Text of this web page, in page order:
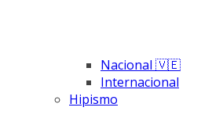
Nacional 🇻🇪
Internacional
Hipismo